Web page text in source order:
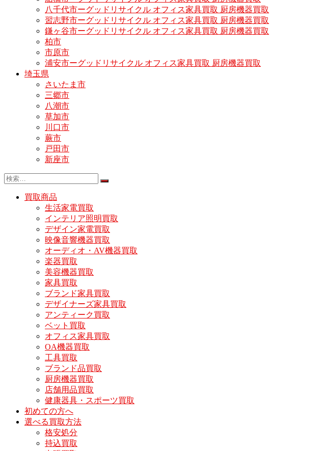
八千代市ーグッドリサイクル オフィス家具買取 厨房機器買取
習志野市ーグッドリサイクル オフィス家具買取 厨房機器買取
鎌ヶ谷市ーグッドリサイクル オフィス家具買取 厨房機器買取
柏市
市原市
浦安市ーグッドリサイクル オフィス家具買取 厨房機器買取
埼玉県
さいたま市
三郷市
八潮市
草加市
川口市
蕨市
戸田市
新座市
買取商品
生活家電買取
インテリア照明買取
デザイン家電買取
映像音響機器買取
オーディオ・AV機器買取
楽器買取
美容機器買取
家具買取
ブランド家具買取
デザイナーズ家具買取
アンティーク買取
ベット買取
オフィス家具買取
OA機器買取
工具買取
ブランド品買取
厨房機器買取
店舗用品買取
健康器具・スポーツ買取
初めての方へ
選べる買取方法
格安処分
持込買取